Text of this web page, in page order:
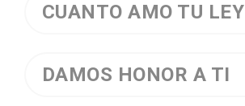
CUANTO AMO TU LEY
DAMOS HONOR A TI